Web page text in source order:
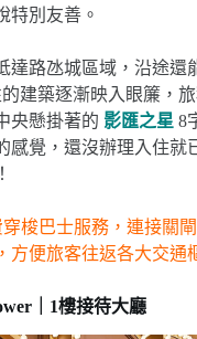
特別友善。
達路氹城區域，沿途還
建築逐漸映入眼簾，
央懸掛著的 影匯之星 8
感覺，還沒辦理入住就
梭巴士服務，連接關
方便旅客往返各大交通
｜1樓接待大廳